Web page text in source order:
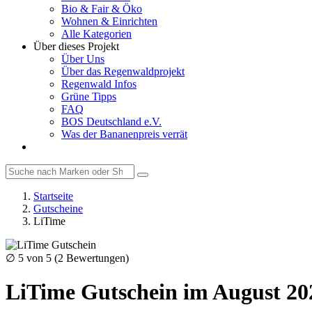
Bio & Fair & Öko
Wohnen & Einrichten
Alle Kategorien
Über dieses Projekt
Über Uns
Über das Regenwaldprojekt
Regenwald Infos
Grüne Tipps
FAQ
BOS Deutschland e.V.
Was der Bananenpreis verrät
Startseite
Gutscheine
LiTime
∅ 5 von 5 (2 Bewertungen)
LiTime Gutschein im August